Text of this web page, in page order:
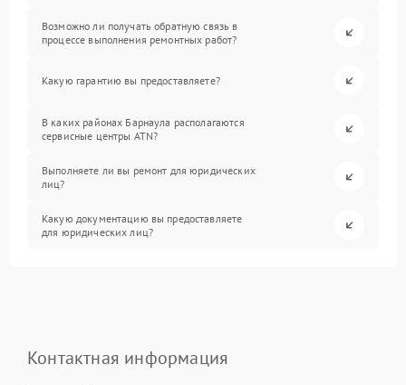
Возможно ли получать обратную связь в
процессе выполнения ремонтных работ?
Какую гарантию вы предоставляете?
В каких районах Барнаула располагаются
сервисные центры ATN?
Выполняете ли вы ремонт для юридических
лиц?
Какую документацию вы предоставляете
для юридических лиц?
Контактная информация